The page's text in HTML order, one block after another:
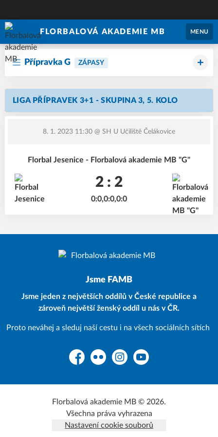
FLORBALOVÁ AKADEMIE MB MENU
Přípravka G ZÁPASY
LIGA PŘÍPRAVEK 3+1 - SKUPINA 3, 5. KOLO
8. 1. 2023 11:30 @ SH U Učiliště Čelákovice
Florbal Jesenice - Florbalová akademie MB "G"
2 : 2
0:0,0:0,0:0
Jsme FAMB
Jsme jeden z největších oddílů v České republice a
zároveň největší ženský oddíl u nás v ČR.
Proto neváhej a sleduj naší cestu i na všech sociálních sítích
FacebookFlickr InstagramYouTube
Florbalová akademie MB © 2026.
Všechna práva vyhrazena
Nastavení cookie souborů